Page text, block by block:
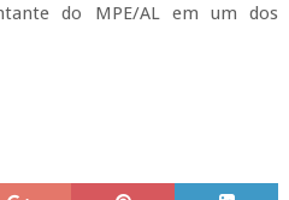
do MPE/AL em um dos